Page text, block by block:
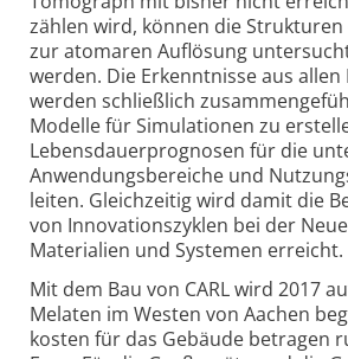
zählen wird, können die
zur atomaren Auf­lösung
werden. Die Erkennt­nisse aus
werden schließ­lich
Modelle für Simula­tionen zu
Lebens­dauer­prognosen für die
Anwen­dungs­bereiche und
leiten. Gleich­zeitig wird damit die
von Inno­vations­zyklen bei der
Materi­alien und Systemen erreicht.
Mit dem Bau von CARL wird 2017
Melaten im Westen von Aachen
kosten für das Gebäude betragen